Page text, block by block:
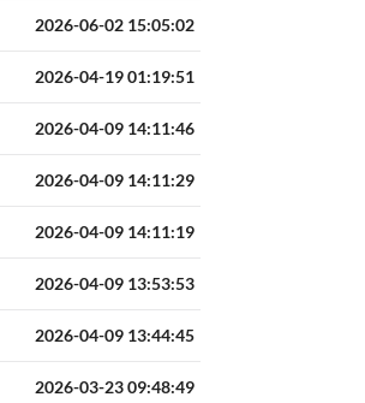
2026-06-02 15:05:02
2026-04-19 01:19:51
2026-04-09 14:11:46
2026-04-09 14:11:29
2026-04-09 14:11:19
2026-04-09 13:53:53
2026-04-09 13:44:45
2026-03-23 09:48:49